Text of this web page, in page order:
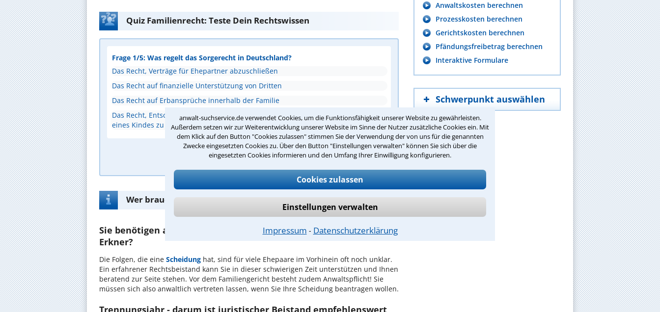
anwalt-suchservice.de verwendet Cookies, um die Funktionsfähigkeit unserer Website zu gewährleisten.
Außerdem setzen wir zur Weiterentwicklung unserer Website im Sinne der Nutzer zusätzliche Cookies ein. Mit
dem Klick auf den Button "Cookies zulassen" stimmen Sie der Verwendung der von uns für die genannten
Zwecke eingesetzten Cookies zu. Über den Button "Einstellungen verwalten" können Sie sich über die
eingesetzten Cookies informieren und den Umfang Ihrer Einwilligung konfigurieren.
Cookies zulassen
Einstellungen verwalten
Impressum ⁃ Datenschutzerklärung
Quiz Familienrecht: Teste Dein Rechtswissen
Frage 1/5: Was regelt das Sorgerecht in Deutschland?
Das Recht, Verträge für Ehepartner abzuschließen
Das Recht auf finanzielle Unterstützung von Dritten
Das Recht auf Erbansprüche innerhalb der Familie
Das Recht, Entscheidungen für die Gesundheit, Ausbildung und Aufenthaltsort
eines Kindes zu treffen
Antwort überprüfen
Wer braucht einen Anwalt für Scheidung in Erkner?
Sie benötigen anwaltliche Beratung zum Thema Scheidung in
Erkner?
Die Folgen, die eine Scheidung hat, sind für viele Ehepaare im Vorhinein oft noch unklar.
Ein erfahrener Rechtsbeistand kann Sie in dieser schwierigen Zeit unterstützen und Ihnen
beratend zur Seite stehen. Vor dem Familiengericht besteht zudem Anwaltspflicht! Sie
müssen sich also anwaltlich vertreten lassen, wenn Sie Ihre Scheidung beantragen wollen.
Trennungsjahr - darum ist juristischer Beistand empfehlenswert
Anwaltskosten berechnen
Prozesskosten berechnen
Gerichtskosten berechnen
Pfändungsfreibetrag berechnen
Interaktive Formulare
Schwerpunkt auswählen